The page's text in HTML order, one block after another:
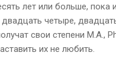
лет или больше, пока
двадцать четыре,
свои степени М.А.,
их не любить.